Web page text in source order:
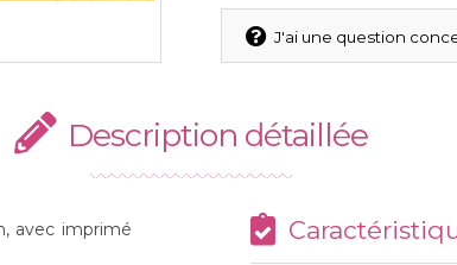
J'ai une question
Description détaillée
avec imprimé